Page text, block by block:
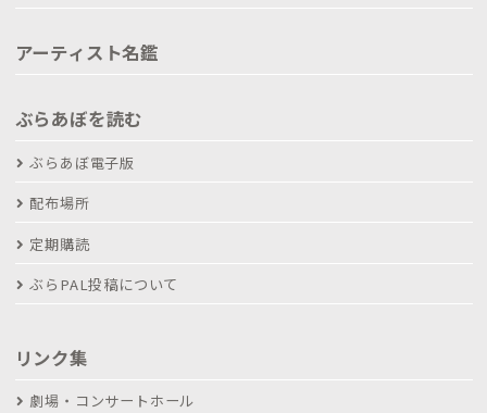
アーティスト名鑑
ぶらあぼを読む
ぶらあぼ電子版
配布場所
定期購読
ぶらPAL投稿について
リンク集
劇場・コンサートホール